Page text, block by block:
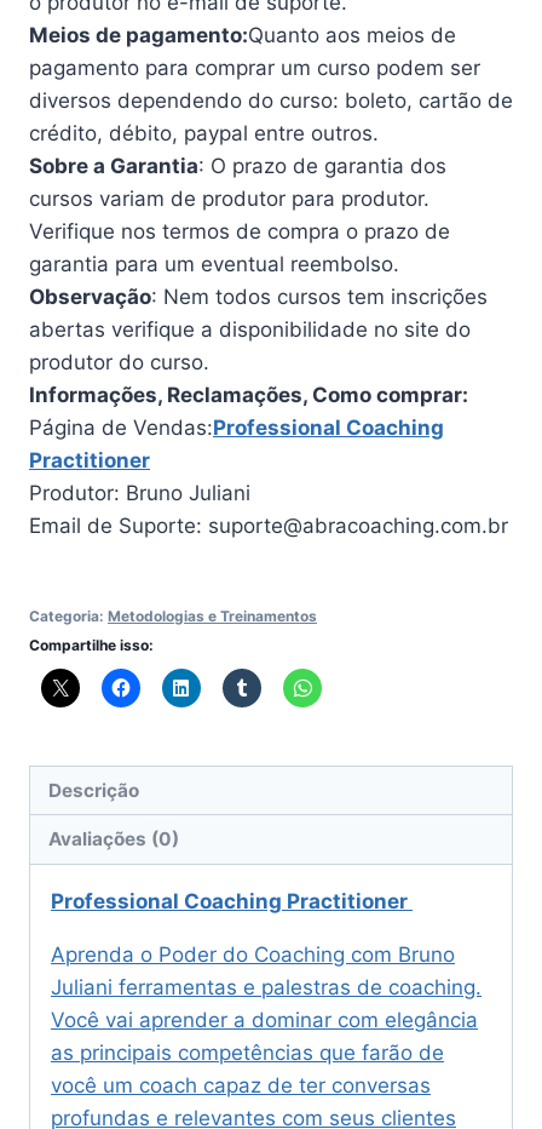
Meios de pagamento:Quanto aos meios de
pagamento para comprar um curso podem ser
diversos dependendo do curso: boleto, cartão de
crédito, débito, paypal entre outros.
Sobre a Garantia: O prazo de garantia dos
cursos variam de produtor para produtor.
Verifique nos termos de compra o prazo de
garantia para um eventual reembolso.
Observação: Nem todos cursos tem inscrições
abertas verifique a disponibilidade no site do
produtor do curso.
Informações, Reclamações, Como comprar:
Página de Vendas:Professional Coaching
Practitioner
Produtor: Bruno Juliani
Email de Suporte: suporte@abracoaching.com.br
Categoria: Metodologias e Treinamentos
Compartilhe isso:
Descrição
Avaliações (0)
Professional Coaching Practitioner
Aprenda o Poder do Coaching com Bruno
Juliani ferramentas e palestras de coaching.
Você vai aprender a dominar com elegância
as principais competências que farão de
você um coach capaz de ter conversas
profundas e relevantes com seus clientes